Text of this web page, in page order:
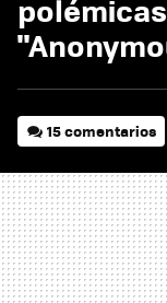
15 comentarios